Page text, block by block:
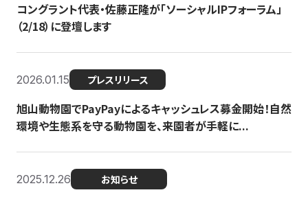
コングラント代表・佐藤正隆が「ソーシャルIPフォーラム」
（2/18）に登壇します
2026.01.15 プレスリリース
旭山動物園でPayPayによるキャッシュレス募金開始！自然
環境や生態系を守る動物園を、来園者が手軽に...
2025.12.26 お知らせ